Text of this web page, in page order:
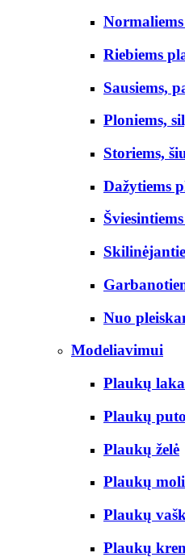
Riebiems
Sausiems,
Ploniems,
Storiems,
Dažytiems
Nuo
Modeliavimui
Plaukų
Plaukų
Plaukų želė
Plaukų
Plaukų
Plaukų